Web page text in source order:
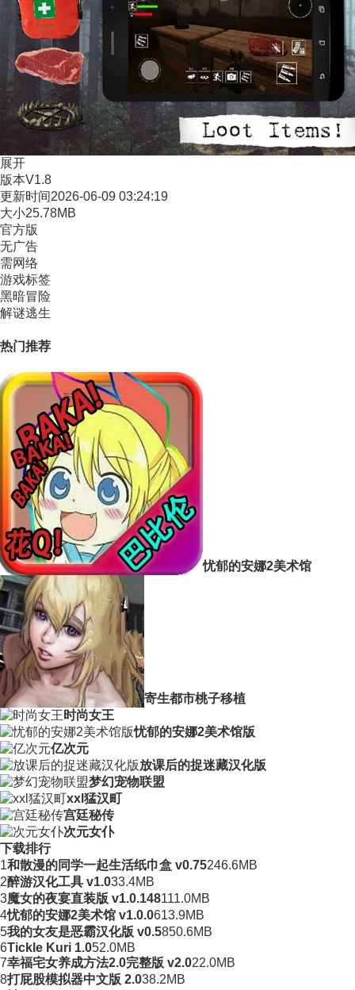
展开
版本V1.8
更新时间2026-06-09 03:24:19
大小25.78MB
官方版
无广告
需网络
游戏标签
黑暗冒险
解谜逃生
热门推荐
忧郁的安娜2美术馆
寄生都市桃子移植
时尚女王
忧郁的安娜2美术馆版
亿次元
放课后的捉迷藏汉化版
梦幻宠物联盟
xxl猛汉町
宫廷秘传
次元女仆
下载排行
1和散漫的同学一起生活纸巾盒 v0.75246.6MB
2醉游汉化工具 v1.033.4MB
3魔女的夜宴直装版 v1.0.148111.0MB
4忧郁的安娜2美术馆 v1.0.0613.9MB
5我的女友是恶霸汉化版 v0.5850.6MB
6Tickle Kuri 1.052.0MB
7幸福宅女养成方法2.0完整版 v2.022.0MB
8打屁股模拟器中文版 2.038.2MB